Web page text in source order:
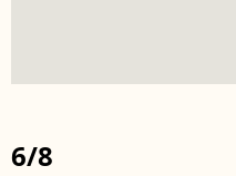
6/8